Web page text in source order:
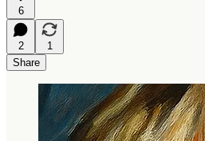
6
2
1
Share